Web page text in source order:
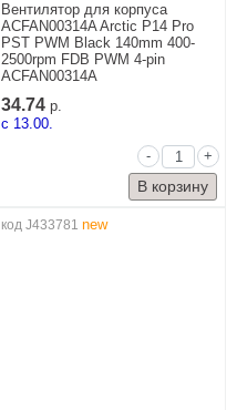
Вентилятор для корпуса
ACFAN00314A Arctic P14 Pro
PST PWM Black 140mm 400-
2500rpm FDB PWM 4-pin
ACFAN00314A
34.74 р.
c 13.00.
-
+
код J433781 new